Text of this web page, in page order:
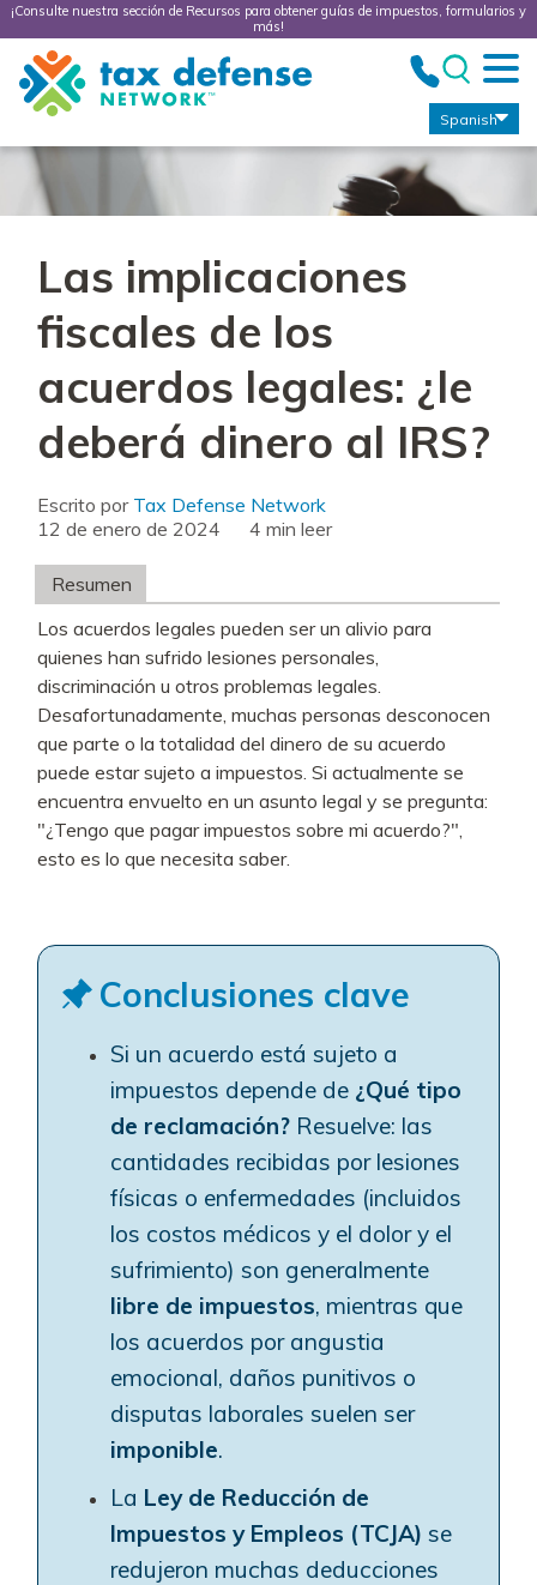
¡Consulte nuestra sección de Recursos para obtener guías de impuestos, formularios y
más!
Tax
Defense
Network
Spanish
Las implicaciones
fiscales de los
acuerdos legales: ¿le
deberá dinero al IRS?
Escrito por Tax Defense Network
12 de enero de 2024
leer
Resumen
Los acuerdos legales pueden ser un alivio para
quienes han sufrido lesiones personales,
discriminación u otros problemas legales.
Desafortunadamente, muchas personas desconocen
que parte o la totalidad del dinero de su acuerdo
puede estar sujeto a impuestos. Si actualmente se
encuentra envuelto en un asunto legal y se pregunta:
"¿Tengo que pagar impuestos sobre mi acuerdo?",
esto es lo que necesita saber.
Conclusiones clave
Si un acuerdo está sujeto a
impuestos depende de ¿Qué tipo
de reclamación? Resuelve: las
cantidades recibidas por lesiones
físicas o enfermedades (incluidos
los costos médicos y el dolor y el
sufrimiento) son generalmente
libre de impuestos, mientras que
los acuerdos por angustia
emocional, daños punitivos o
disputas laborales suelen ser
imponible.
La Ley de Reducción de
Impuestos y Empleos (TCJA) se
redujeron muchas deducciones